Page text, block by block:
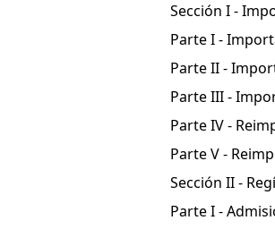
Sección I -
Parte I -
Parte II -
Parte III -
Parte IV -
Parte V -
Sección II -
Parte I -